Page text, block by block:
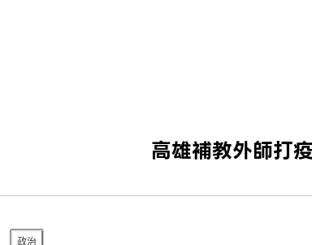
高雄補教外師打
政治